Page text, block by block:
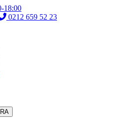
18:00
0212 659 52 23